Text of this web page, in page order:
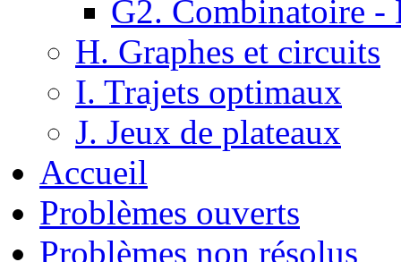
G2. Combinatoire -
H. Graphes et circuits
I. Trajets optimaux
J. Jeux de plateaux
Accueil
Problèmes ouverts
Problèmes non résolus